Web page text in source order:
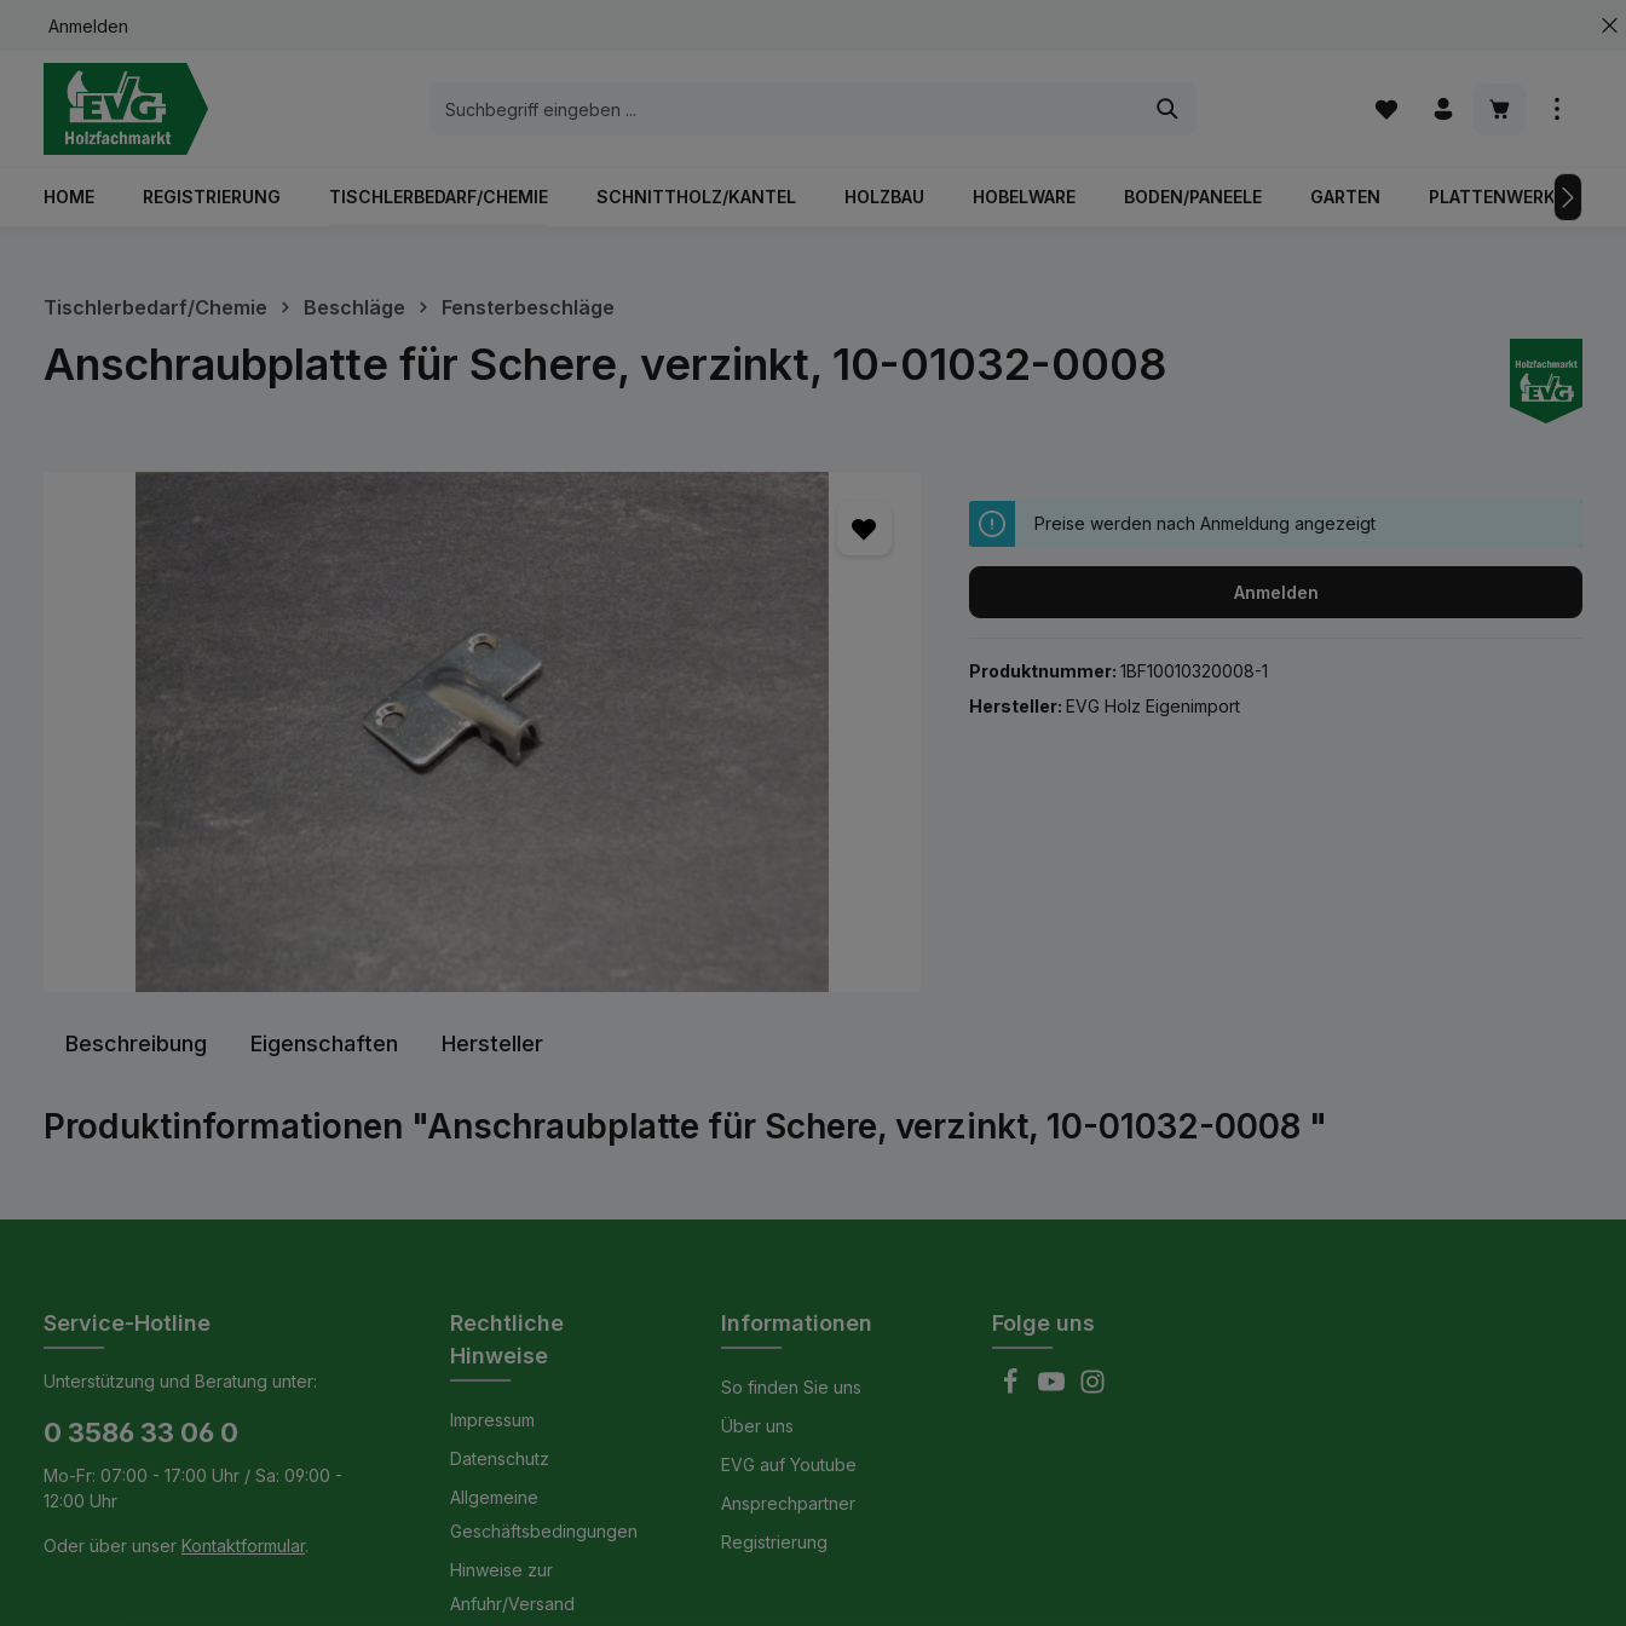
Zur Hauptnavigation springen
Anmelden
Warenkorb
HOME REGISTRIERUNG TISCHLERBEDARF/CHEMIE SCHNITTHOLZ/KANTEL HOLZBAU HOBELWARE BODEN/PANEELE GARTEN PLATTENWERKSTOFFE
Tischlerbedarf/Chemie Beschläge Fensterbeschläge
Anschraubplatte für Schere, verzinkt, 10-01032-0008
Preise werden nach Anmeldung angezeigt
Anmelden
Produktnummer:1BF10010320008-1
Hersteller:EVG Holz Eigenimport
Beschreibung Eigenschaften Hersteller
Produktinformationen "Anschraubplatte für Schere, verzinkt, 10-01032-0008 "
Service-Hotline
Unterstützung und Beratung unter:
0 3586 33 06 0
Mo-Fr: 07:00 - 17:00 Uhr / Sa: 09:00 -
12:00 Uhr
Oder über unser Kontaktformular.
Rechtliche
Hinweise
Impressum
Datenschutz
Allgemeine
Geschäftsbedingungen
Hinweise zur
Anfuhr/Versand
Informationen
So finden Sie uns
Über uns
EVG auf Youtube
Ansprechpartner
Registrierung
Folge uns